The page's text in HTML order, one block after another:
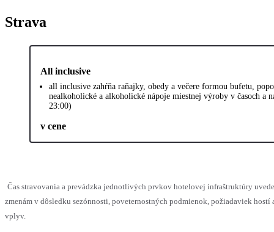
Strava
All inclusive
all inclusive zahŕňa raňajky, obedy a večere formou bufetu,
nealkoholické a alkoholické nápoje miestnej výroby v časoch a
23:00)
v cene
Čas stravovania a prevádzka jednotlivých prvkov hotelovej infraštruktúry
zmenám v dôsledku sezónnosti, poveternostných podmienok, požiadaviek
vplyv.